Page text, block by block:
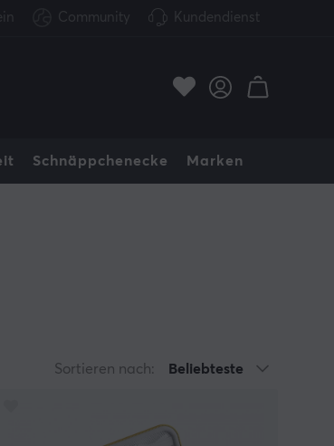
Community Kundendienst
Schnäppchenecke Marken
Sortieren nach: Beliebteste